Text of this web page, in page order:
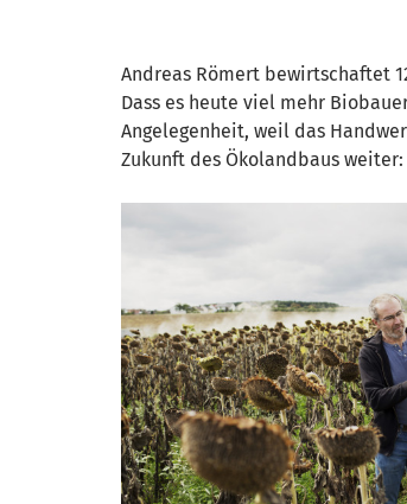
Andreas Römert bewirtschaftet
Dass es heute viel mehr
Angelegenheit, weil das
Zukunft des Ökolandbaus